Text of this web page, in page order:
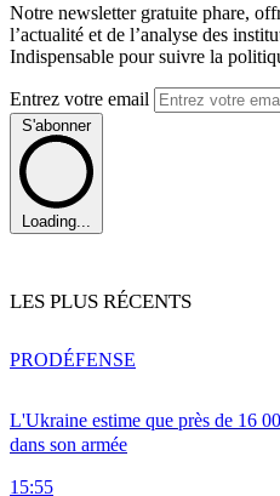
Notre newsletter gratuite phare,
l’actualité et de l’analyse des
Indispensable pour suivre la
Entrez votre email
S'abonner
Loading...
LES PLUS RÉCENTS
L'Ukraine estime que près de 16
dans son armée
15:55
PRODÉFENSE